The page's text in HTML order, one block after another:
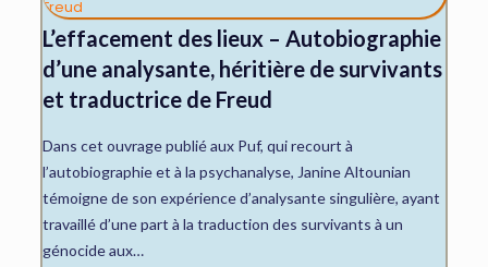
L’effacement des lieux – Autobiographie
d’une analysante, héritière de survivants
et traductrice de Freud
Dans cet ouvrage publié aux Puf, qui recourt à
l’autobiographie et à la psychanalyse, Janine Altounian
témoigne de son expérience d’analysante singulière, ayant
travaillé d’une part à la traduction des survivants à un
génocide aux…